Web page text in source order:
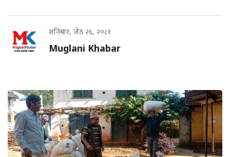
शनिबार, जेठ २६, २०८१
Muglani Khabar